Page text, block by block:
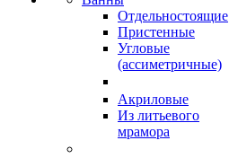
Отдельностоящие
Пристенные
Угловые
(ассиметричные)
Акриловые
Из литьевого
мрамора